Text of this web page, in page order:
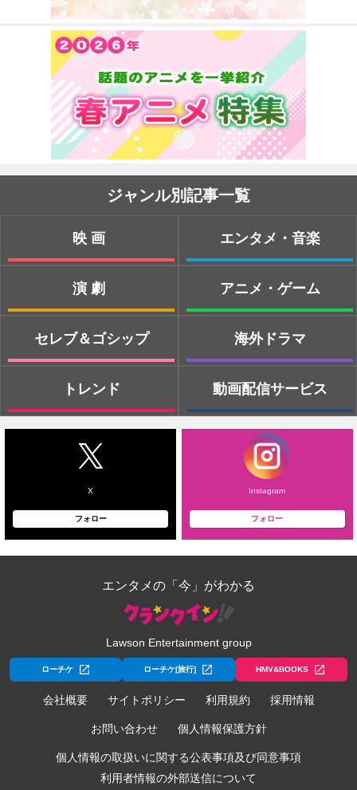
ジャンル別記事一覧
映画
演劇
セレブ＆ゴシップ
トレンド
エンタメ・音楽
アニメ・ゲーム
海外ドラマ
動画配信サービス
X
フォロー
Instagram
フォロー
エンタメの「今」がわかる
Lawson Entertainment group
ローチケ ローチケ[旅行] HMV&BOOKS
会社概要 サイトポリシー 利用規約 採用情報
お問い合わせ 個人情報保護方針
個人情報の取扱いに関する公表事項及び同意事項
利用者情報の外部送信について